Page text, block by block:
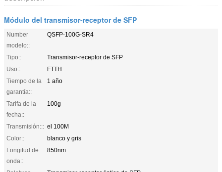
Módulo del transmisor-receptor de SFP
Number
modelo::
QSFP-100G-SR4
Tipo::
Transmisor-receptor de SFP
Uso::
FTTH
Tiempo de la
garantía::
1 año
Tarifa de la
fecha::
100g
Transmisión::: el 100M
Color::
blanco y gris
Longitud de
onda::
850nm